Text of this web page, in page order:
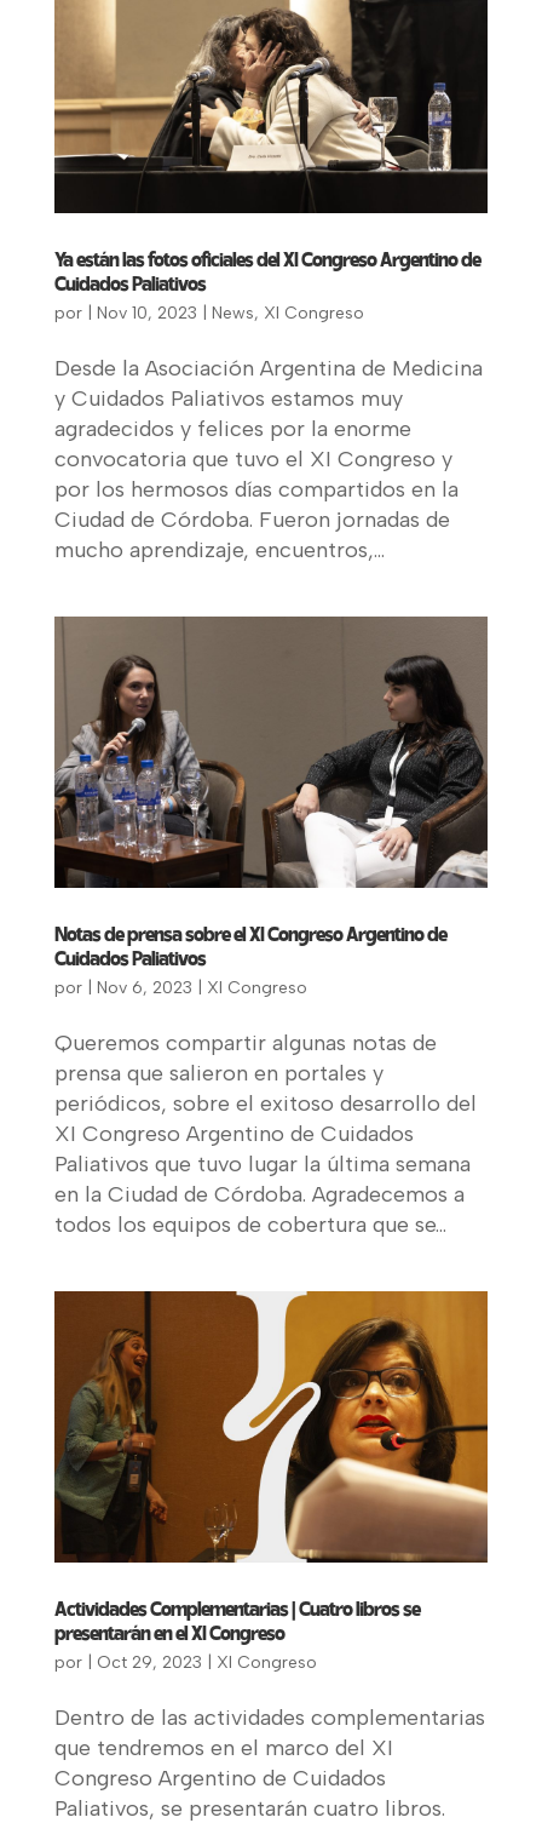
Ya están las fotos oficiales del XI Congreso Argentino de
Cuidados Paliativos
por Nov 10, 2023 News, XI Congreso
Desde la Asociación Argentina de Medicina
y Cuidados Paliativos estamos muy
agradecidos y felices por la enorme
convocatoria que tuvo el XI Congreso y
por los hermosos días compartidos en la
Ciudad de Córdoba. Fueron jornadas de
mucho aprendizaje, encuentros,...
Notas de prensa sobre el XI Congreso Argentino de
Cuidados Paliativos
por Nov 6, 2023 XI Congreso
Queremos compartir algunas notas de
prensa que salieron en portales y
periódicos, sobre el exitoso desarrollo del
XI Congreso Argentino de Cuidados
Paliativos que tuvo lugar la última semana
en la Ciudad de Córdoba. Agradecemos a
todos los equipos de cobertura que se...
Actividades Complementarias | Cuatro libros se
presentarán en el XI Congreso
por Oct 29, 2023 XI Congreso
Dentro de las actividades complementarias
que tendremos en el marco del XI
Congreso Argentino de Cuidados
Paliativos, se presentarán cuatro libros.